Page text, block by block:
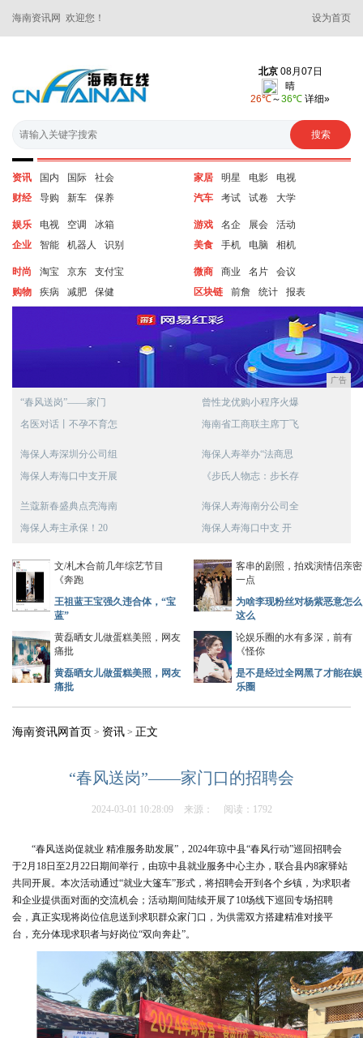
海南资讯网 欢迎您！ 设为首页
资讯 国内 国际
社会
财经
导购 新车 保养
家居 明星 电影
电视
汽车
考试 试卷 大学
娱乐 电视 空调
冰箱
企业
智能 机器人 识别
游戏 名企 展会
活动
美食
手机 电脑 相机
时尚 淘宝 京东
支付宝
购物
疾病 减肥 保健
微商 商业 名片
会议
区块链
前詹 统计 报表
广告
“春风送岗”——家门
名医对话丨不孕不育怎
曾性龙优购小程序火爆
海南省工商联主席丁飞
海保人寿深圳分公司组
海保人寿海口中支开展
海保人寿举办“法商思
《步氏人物志：步长存
兰蔻新春盛典点亮海南
海保人寿主承保！20
海保人寿海南分公司全
海保人寿海口中支 开
文/札木合前几年综艺节目
《奔跑
王祖蓝王宝强久违合体，“宝
蓝”
客串的剧照，拍戏演情侣亲密
一点
为啥李现粉丝对杨紫恶意怎么
这么
黄磊晒女儿做蛋糕美照，网友
痛批
黄磊晒女儿做蛋糕美照，网友
痛批
论娱乐圈的水有多深，前有
《怪你
是不是经过全网黑了才能在娱
乐圈
海南资讯网首页 > 资讯 > 正文
“春风送岗”——家门口的招聘会
2024-03-01 10:28:09 来源： 阅读：1792
“春风送岗促就业 精准服务助发展”，2024年琼中县“春风行动”巡回招聘会
于2月18日至2月22日期间举行，由琼中县就业服务中心主办，联合县内8家驿站
共同开展。本次活动通过“就业大篷车”形式，将招聘会开到各个乡镇，为求职者
和企业提供面对面的交流机会；活动期间陆续开展了10场线下巡回专场招聘
会，真正实现将岗位信息送到求职群众家门口，为供需双方搭建精准对接平
台，充分体现求职者与好岗位“双向奔赴”。